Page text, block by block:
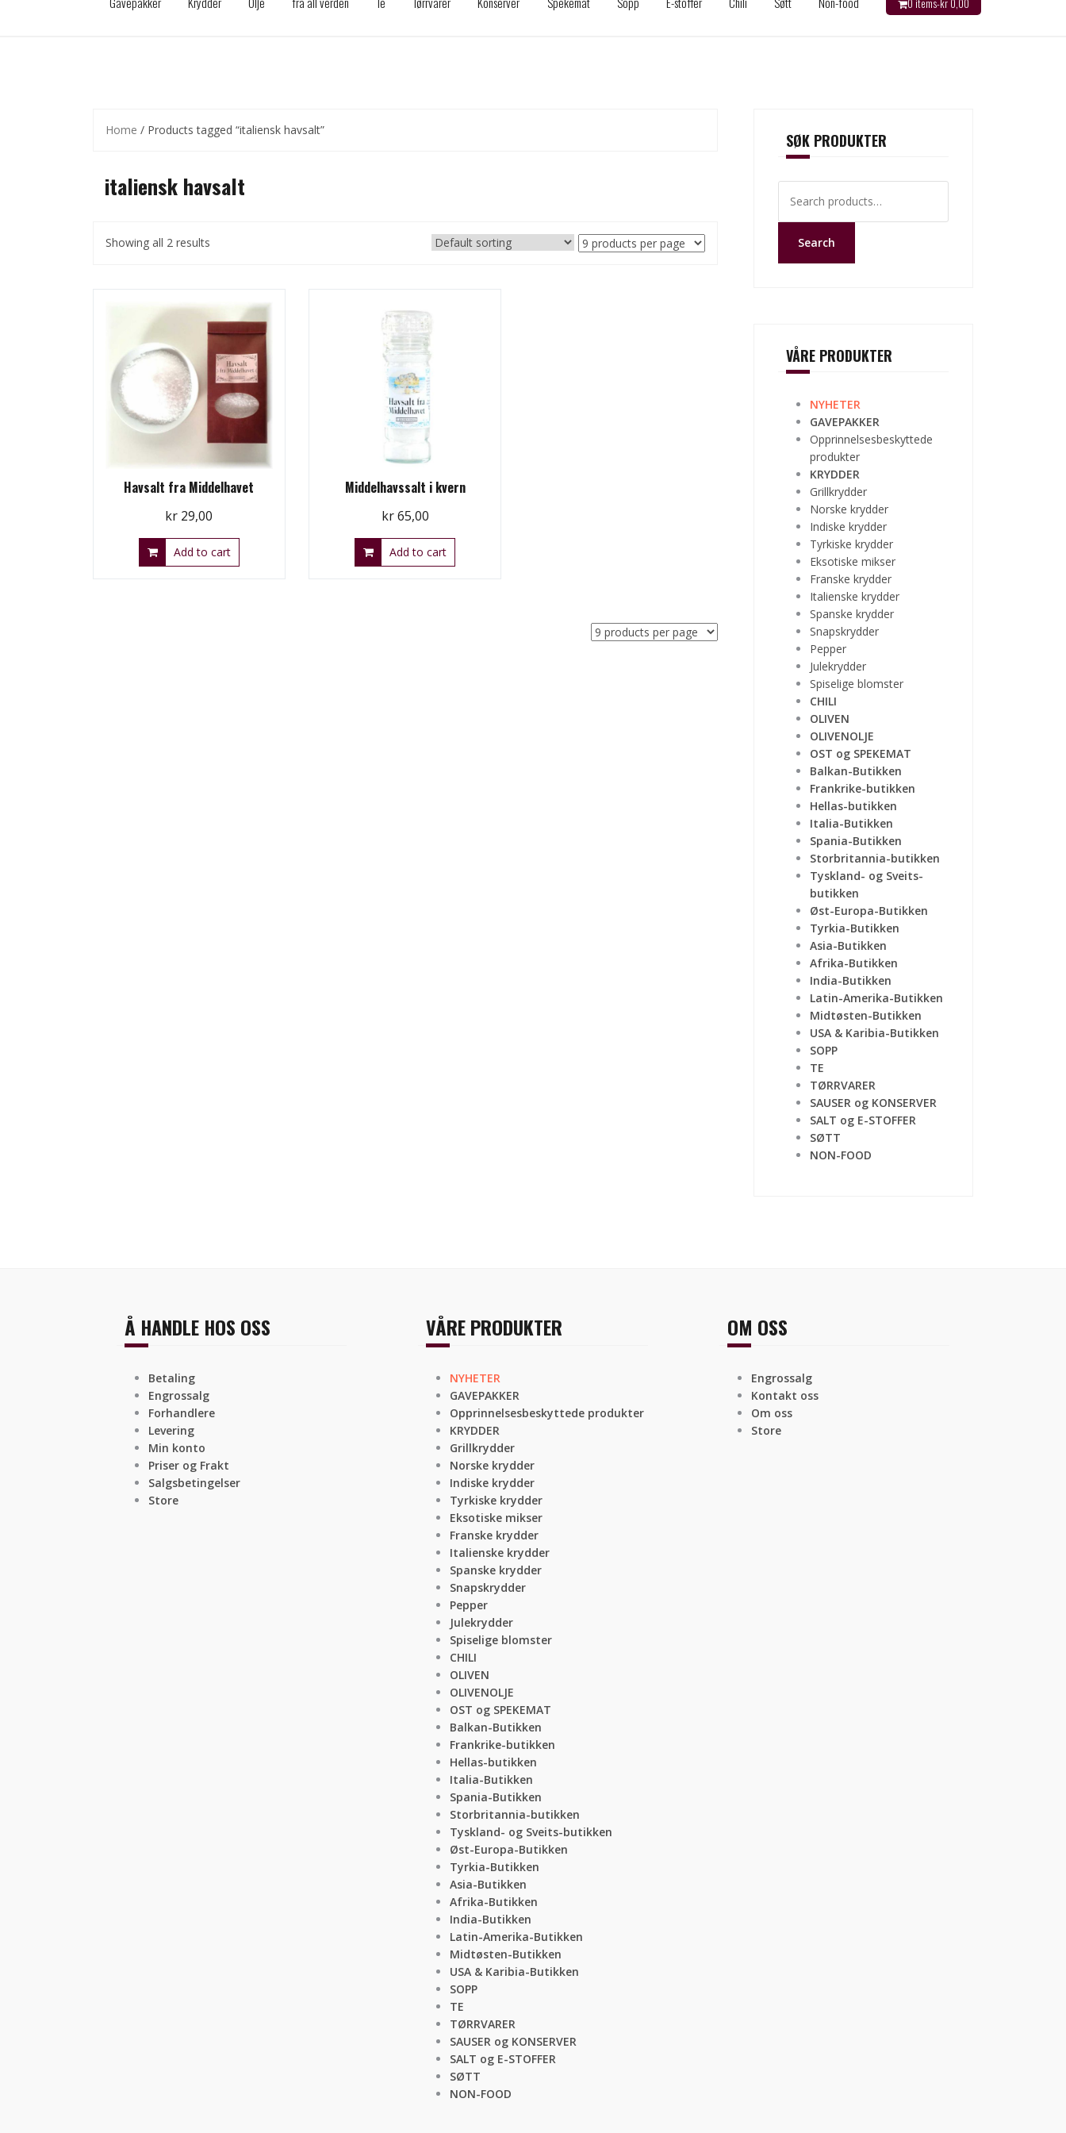
0 items-kr0,00
Home / Products tagged “italiensk havsalt”
italiensk havsalt
Showing all 2 results
Havsalt fra Middelhavet
kr 29,00
Add to cart
Middelhavssalt i kvern
kr65,00
Add to cart
SØK PRODUKTER
for:
Search
VÅRE PRODUKTER
NYHETER
GAVEPAKKER
Opprinnelsesbeskyttede
produkter
KRYDDER
Grillkrydder
Norske krydder
Indiske krydder
Tyrkiske krydder
Eksotiske mikser
Franske krydder
Italienske krydder
Spanske krydder
Snapskrydder
Pepper
Julekrydder
Spiselige blomster
CHILI
OLIVEN
OLIVENOLJE
OST og SPEKEMAT
Balkan-Butikken
Frankrike-butikken
Hellas-butikken
Italia-Butikken
Spania-Butikken
Storbritannia-butikken
Tyskland- og Sveits-
butikken
Øst-Europa-Butikken
Tyrkia-Butikken
Asia-Butikken
Afrika-Butikken
India-Butikken
Latin-Amerika-Butikken
Midtøsten-Butikken
USA & Karibia-Butikken
SOPP
TE
TØRRVARER
SAUSER og KONSERVER
SALT og E-STOFFER
SØTT
NON-FOOD
Å HANDLE HOS OSS
Betaling
Engrossalg
Forhandlere
Levering
Min konto
Priser og Frakt
Salgsbetingelser
Store
VÅRE PRODUKTER
NYHETER
GAVEPAKKER
Opprinnelsesbeskyttede produkter
KRYDDER
Grillkrydder
Norske krydder
Indiske krydder
Tyrkiske krydder
Eksotiske mikser
Franske krydder
Italienske krydder
Spanske krydder
Snapskrydder
Pepper
Julekrydder
Spiselige blomster
CHILI
OLIVEN
OLIVENOLJE
OST og SPEKEMAT
Balkan-Butikken
Frankrike-butikken
Hellas-butikken
Italia-Butikken
Spania-Butikken
Storbritannia-butikken
Tyskland- og Sveits-butikken
Øst-Europa-Butikken
Tyrkia-Butikken
Asia-Butikken
Afrika-Butikken
India-Butikken
Latin-Amerika-Butikken
Midtøsten-Butikken
USA & Karibia-Butikken
SOPP
TE
TØRRVARER
SAUSER og KONSERVER
SALT og E-STOFFER
SØTT
NON-FOOD
OM OSS
Engrossalg
Kontakt oss
Om oss
Store